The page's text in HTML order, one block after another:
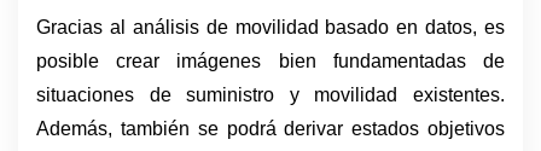
Gracias al análisis de movilidad basado en datos, es
posible crear imágenes bien fundamentadas de
situaciones de suministro y movilidad existentes.
Además, también se podrá derivar estados objetivos